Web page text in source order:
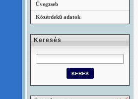
Üvegzseb
Közérdekű adatok
Keresés